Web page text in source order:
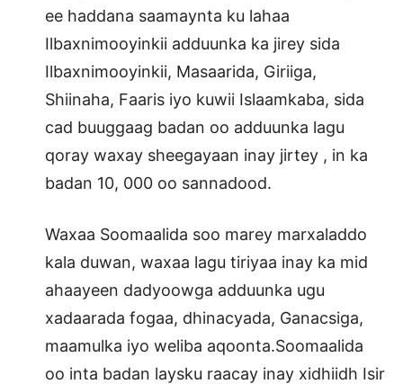
ee haddana saamaynta ku lahaa
Ilbaxnimooyinkii adduunka ka jirey sida
Ilbaxnimooyinkii, Masaarida, Giriiga,
Shiinaha, Faaris iyo kuwii Islaamkaba, sida
cad buuggaag badan oo adduunka lagu
qoray waxay sheegayaan inay jirtey , in ka
badan 10, 000 oo sannadood.
Waxaa Soomaalida soo marey marxaladdo
kala duwan, waxaa lagu tiriyaa inay ka mid
ahaayeen dadyoowga adduunka ugu
xadaarada fogaa, dhinacyada, Ganacsiga,
maamulka iyo weliba aqoonta.Soomaalida
oo inta badan laysku raacay inay xidhiidh Isir